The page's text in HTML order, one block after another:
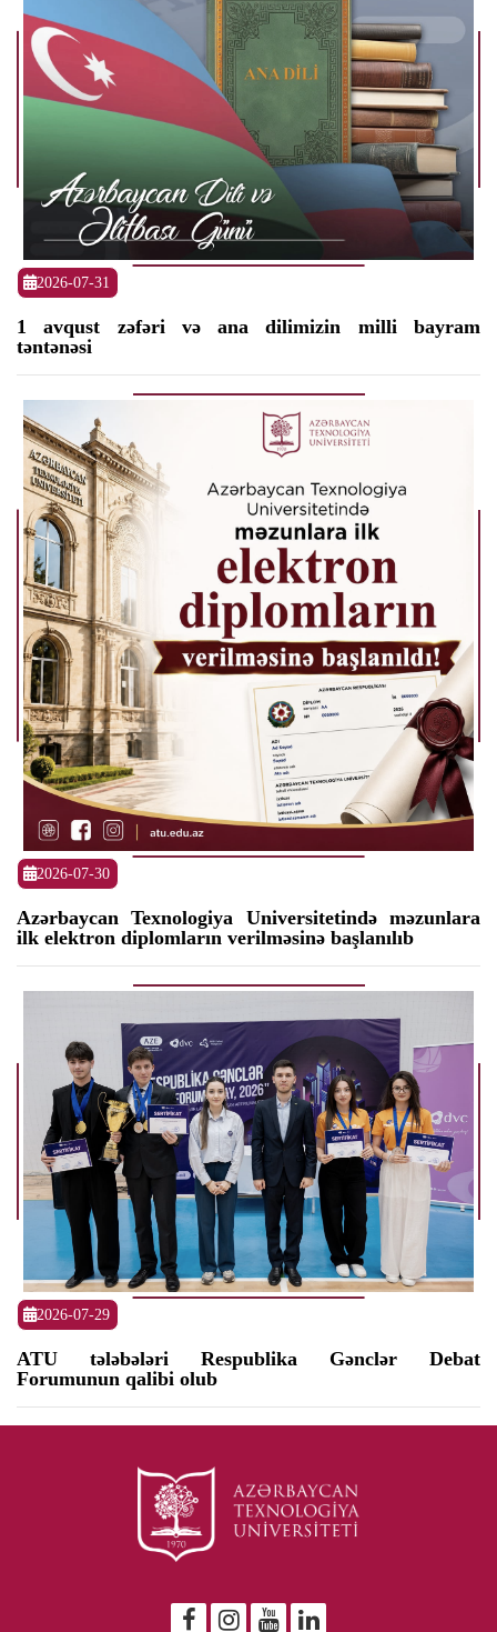
2026-07-31
1 avqust zəfəri və ana dilimizin milli bayram
təntənəsi
2026-07-30
Azərbaycan Texnologiya Universitetində məzunlara
ilk elektron diplomların verilməsinə başlanılıb
2026-07-29
ATU tələbələri Respublika Gənclər Debat
Forumunun qalibi olub